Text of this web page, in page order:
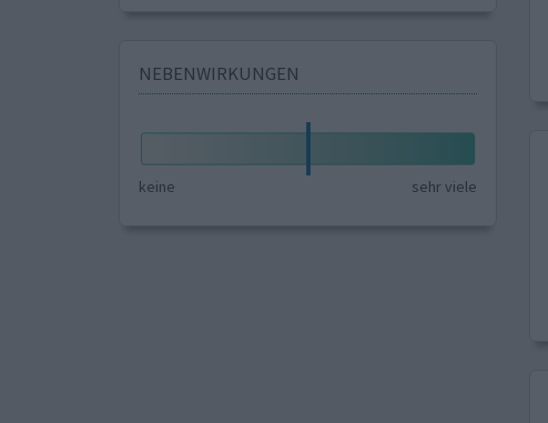
NEBENWIRKUNGEN
keine sehr viele